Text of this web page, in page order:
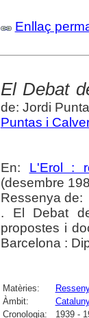
Enllaç
El Debat
de: Jordi
Puntas i
En: L'Erol :
(desembre
Ressenya de:
. El Debat
propostes i
Barcelona :
Matèries:
Àmbit:
Cronologia:
1939 -